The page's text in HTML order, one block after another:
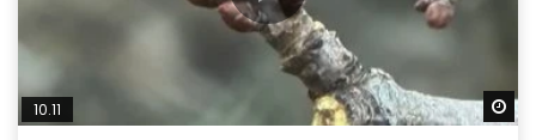
10.11